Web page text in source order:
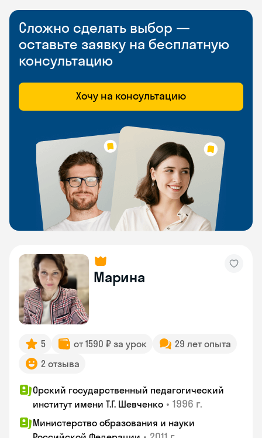
Сложно сделать выбор —
оставьте заявку на бесплатную
консультацию
Хочу на консультацию
Марина
5 от 1590 ₽ за урок
29 лет опыта
2 отзыва
Орский государственный педагогический
институт имени Т.Г. Шевченко • 1996 г.
Министерство образования и науки